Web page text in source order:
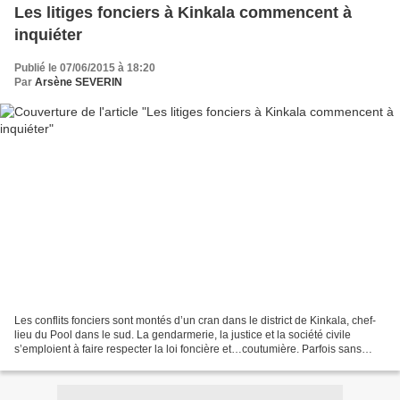
Les litiges fonciers à Kinkala commencent à
inquiéter
Publié le 07/06/2015 à 18:20
Par Arsène SEVERIN
Les conflits fonciers sont montés d’un cran dans le district de Kinkala, chef-
lieu du Pool dans le sud. La gendarmerie, la justice et la société civile
s’emploient à faire respecter la loi foncière et…coutumière. Parfois sans